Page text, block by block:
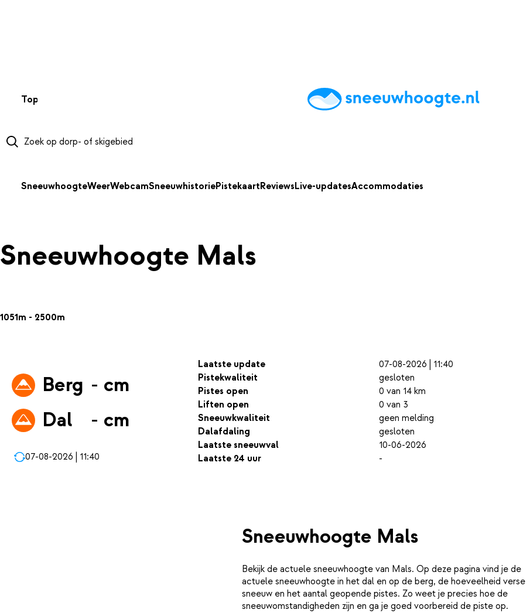
Top 50 AccommodatiesTipsReviewsLive updatesApp
SneeuwhoogteWeerWebcamSneeuwhistoriePistekaartReviewsLive-updatesAccommodaties
Sneeuwhoogte Mals
1051m - 2500m
Berg - cm
Dal
- cm
07-08-2026 | 11:40
Laatste update
07-08-2026 | 11:40
Pistekwaliteit
gesloten
Pistes open
0 van 14 km
Liften open
0 van 3
Sneeuwkwaliteit
geen melding
Dalafdaling
gesloten
Laatste sneeuwval
10-06-2026
Laatste 24 uur
-
Sneeuwhoogte Mals
Bekijk de actuele sneeuwhoogte van Mals. Op deze pagina vind je de
actuele sneeuwhoogte in het dal en op de berg, de hoeveelheid verse
sneeuw en het aantal geopende pistes. Zo weet je precies hoe de
sneeuwomstandigheden zijn en ga je goed voorbereid de piste op.